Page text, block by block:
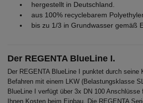
hergestellt in Deutschland.
aus 100% recyclebarem
bis zu 1/3 in Grundwasser gemäß
Der REGENTA BlueLine I.
Der REGENTA BlueLine I punktet durch
Befahren mit einem LKW (Belastungsklasse
BlueLine I verfügt über 3x DN 100
Ihnen Kosten beim Einbau. Die REGENTA